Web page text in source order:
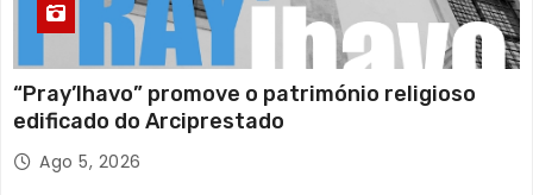
“Pray’lhavo” promove o património religioso
edificado do Arciprestado
Ago 5, 2026